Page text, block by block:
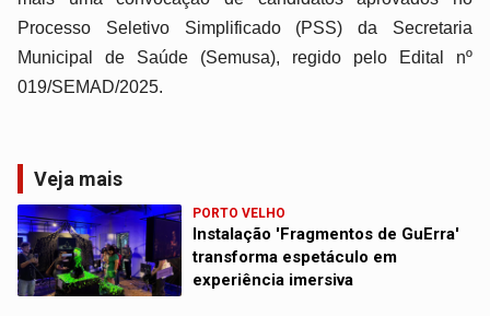
Processo Seletivo Simplificado (PSS) da Secretaria
Municipal de Saúde (Semusa), regido pelo Edital nº
019/SEMAD/2025.
Veja mais
PORTO VELHO
Instalação 'Fragmentos de GuErra'
transforma espetáculo em
experiência imersiva